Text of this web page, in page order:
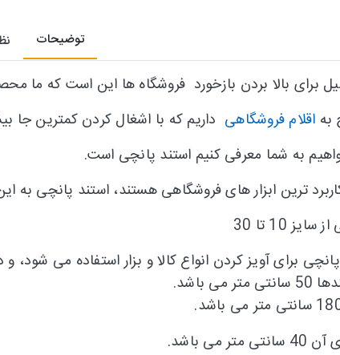
توضیحات
برای بالا بردن بازخورد فروشگاه ها این است که ما
به اقلام فروشگاهی داریم که با اشغال کردن کمترین جا
به شما معرفی کنیم استند پانچی است.
ترین ابزار های فروشگاهی هستند، استند پانچی
10 تا 30
برای آویز کردن انواع کالا و بزار استفاده می شود،
باشد.
می باشد.